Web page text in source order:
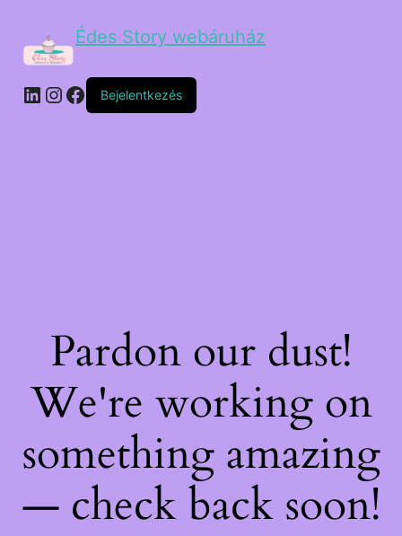
Édes Story webáruház
Bejelentkezés
Pardon our dust!
We're working on
something amazing
— check back soon!